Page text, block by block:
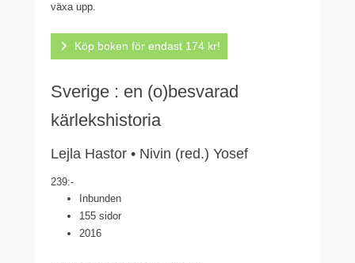
växa upp.
Köp boken för endast 174 kr!
Sverige : en (o)besvarad
kärlekshistoria
Lejla Hastor • Nivin (red.) Yosef
239:-
Inbunden
155 sidor
2016